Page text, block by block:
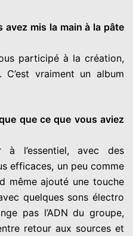
avez mis la main à la pâte
participé à la création,
C’est vraiment un album
que ce que vous aviez
l’essentiel, avec des
efficaces, un peu comme
même ajouté une touche
quelques sons électro
pas l’ADN du groupe,
retour aux sources et